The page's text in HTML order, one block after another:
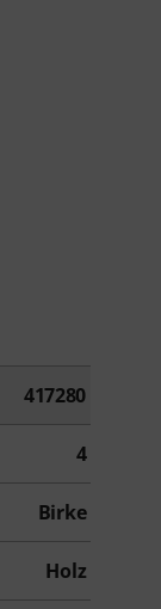
417280
4
Birke
Holz